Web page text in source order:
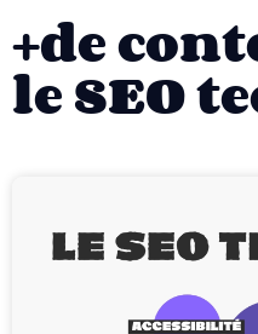
+de
le SEO